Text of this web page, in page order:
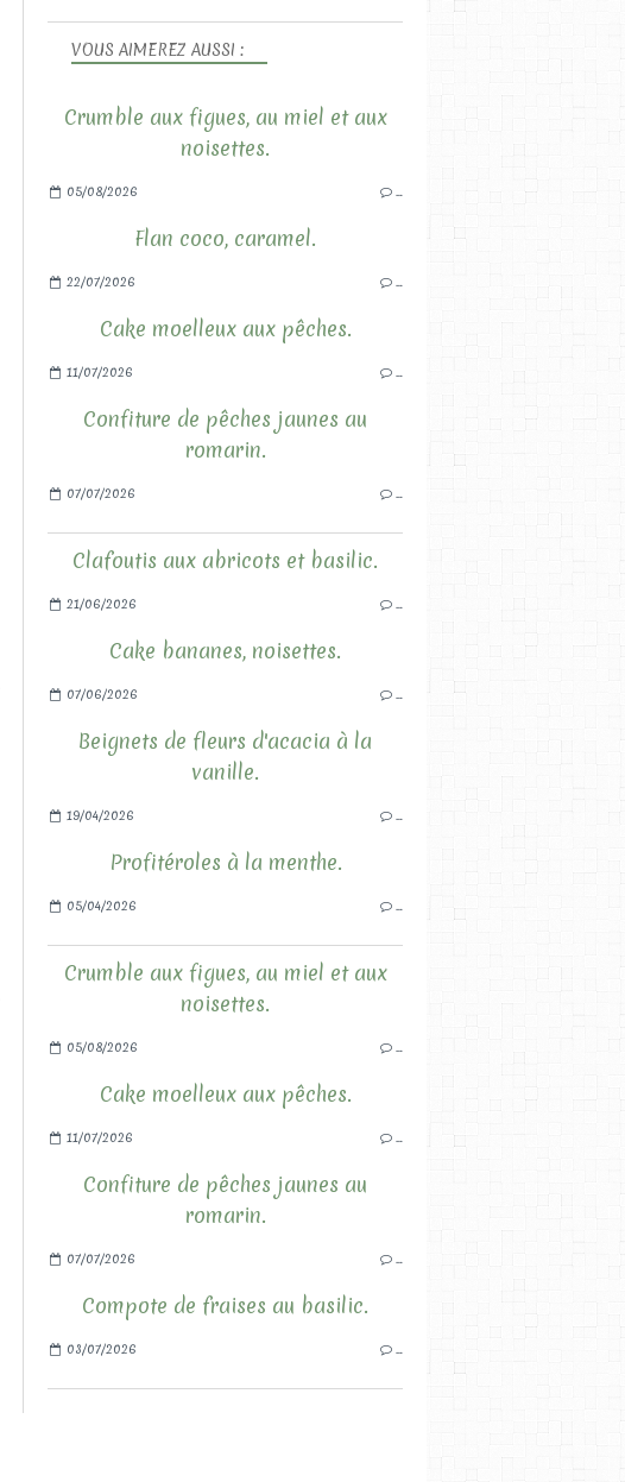
VOUS AIMEREZ AUSSI :
Crumble aux figues, au miel et aux
noisettes.
05/08/2026 …
Flan coco, caramel.
22/07/2026 …
Cake moelleux aux pêches.
11/07/2026 …
Confiture de pêches jaunes au
romarin.
07/07/2026 …
Clafoutis aux abricots et basilic.
21/06/2026 …
Cake bananes, noisettes.
07/06/2026 …
Beignets de fleurs d'acacia à la
vanille.
19/04/2026 …
Profitéroles à la menthe.
05/04/2026 …
Crumble aux figues, au miel et aux
noisettes.
05/08/2026 …
Cake moelleux aux pêches.
11/07/2026 …
Confiture de pêches jaunes au
romarin.
07/07/2026 …
Compote de fraises au basilic.
03/07/2026 …